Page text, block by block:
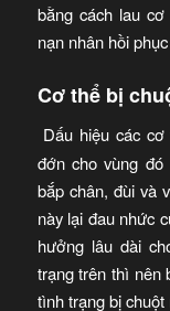
bằng cách lau
nạn nhân hồi
Cơ thể bị
Dấu hiệu các
đớn cho vùng
bắp chân, đùi và
này lại đau nhức
hưởng lâu dài
trạng trên thì nên
tình trạng bị